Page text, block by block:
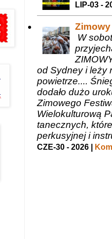
LIP-03 -
W
od Sydney i leży
powietrze....
dodało dużo
Zimowego
Wielokulturową
tanecznych,
perkusyjnej i
CZE-30 - 2026 |